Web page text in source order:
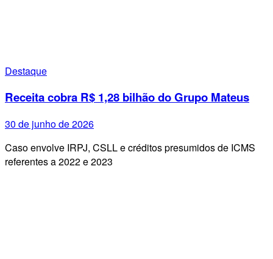
Destaque
Receita cobra R$ 1,28 bilhão do Grupo Mateus
30 de junho de 2026
Caso envolve IRPJ, CSLL e créditos presumidos de ICMS
referentes a 2022 e 2023